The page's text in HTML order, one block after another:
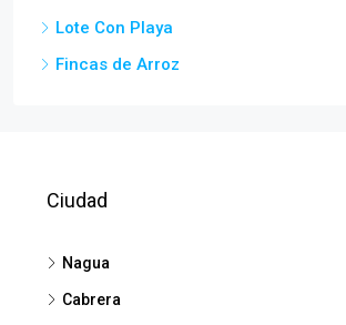
Lote Con Playa
Fincas de Arroz
Ciudad
Nagua
Cabrera